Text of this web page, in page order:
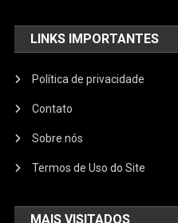
LINKS IMPORTANTES
Política de privacidade
Contato
Sobre nós
Termos de Uso do Site
MAIS VISITADOS